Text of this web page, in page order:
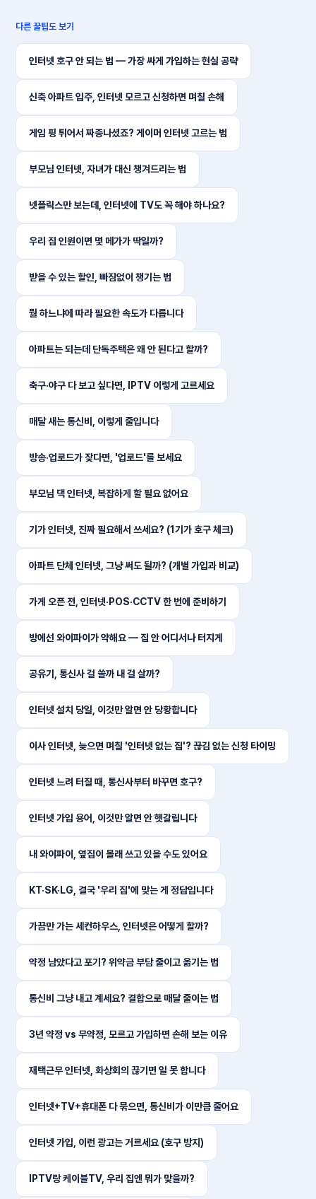
다른 꿀팁도 보기
인터넷 호구 안 되는 법 — 가장 싸게 가입하는 현실 공략
신축 아파트 입주, 인터넷 모르고 신청하면 며칠 손해
게임 핑 튀어서 짜증나셨죠? 게이머 인터넷 고르는 법
부모님 인터넷, 자녀가 대신 챙겨드리는 법
넷플릭스만 보는데, 인터넷에 TV도 꼭 해야 하나요?
우리 집 인원이면 몇 메가가 딱일까?
받을 수 있는 할인, 빠짐없이 챙기는 법
뭘 하느냐에 따라 필요한 속도가 다릅니다
아파트는 되는데 단독주택은 왜 안 된다고 할까?
축구·야구 다 보고 싶다면, IPTV 이렇게 고르세요
매달 새는 통신비, 이렇게 줄입니다
방송·업로드가 잦다면, '업로드'를 보세요
부모님 댁 인터넷, 복잡하게 할 필요 없어요
기가 인터넷, 진짜 필요해서 쓰세요? (1기가 호구 체크)
아파트 단체 인터넷, 그냥 써도 될까? (개별 가입과 비교)
가게 오픈 전, 인터넷·POS·CCTV 한 번에 준비하기
방에선 와이파이가 약해요 — 집 안 어디서나 터지게
공유기, 통신사 걸 쓸까 내 걸 살까?
인터넷 설치 당일, 이것만 알면 안 당황합니다
이사 인터넷, 늦으면 며칠 '인터넷 없는 집'? 끊김 없는 신청 타이밍
인터넷 느려 터질 때, 통신사부터 바꾸면 호구?
인터넷 가입 용어, 이것만 알면 안 헷갈립니다
내 와이파이, 옆집이 몰래 쓰고 있을 수도 있어요
KT·SK·LG, 결국 '우리 집'에 맞는 게 정답입니다
가끔만 가는 세컨하우스, 인터넷은 어떻게 할까?
약정 남았다고 포기? 위약금 부담 줄이고 옮기는 법
통신비 그냥 내고 계세요? 결합으로 매달 줄이는 법
3년 약정 vs 무약정, 모르고 가입하면 손해 보는 이유
재택근무 인터넷, 화상회의 끊기면 일 못 합니다
인터넷+TV+휴대폰 다 묶으면, 통신비가 이만큼 줄어요
인터넷 가입, 이런 광고는 거르세요 (호구 방지)
IPTV랑 케이블TV, 우리 집엔 뭐가 맞을까?